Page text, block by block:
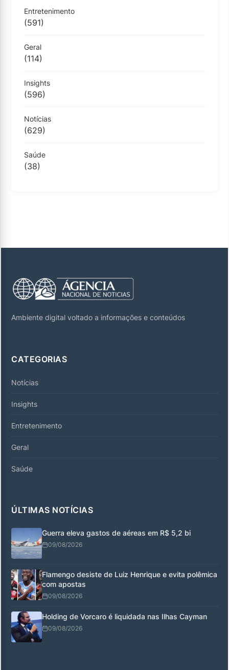
Entretenimento
(591)
Geral
(114)
Insights
(596)
Notícias
(629)
Saúde
(38)
Ambiente digital voltado a informações e conteúdos
CATEGORIAS
Notícias
Insights
Entretenimento
Geral
Saúde
ÚLTIMAS NOTÍCIAS
Guerra eleva gastos de aéreas em R$ 5,2 bi
09/08/2026
Flamengo desiste de Luiz Henrique e evita polêmica
com apostas
09/08/2026
Holding de Vorcaro é liquidada nas Ilhas Cayman
09/08/2026